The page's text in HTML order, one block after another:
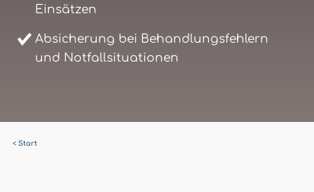
Einsätzen
Absicherung bei Behandlungsfehlern
und Notfallsituationen
Start